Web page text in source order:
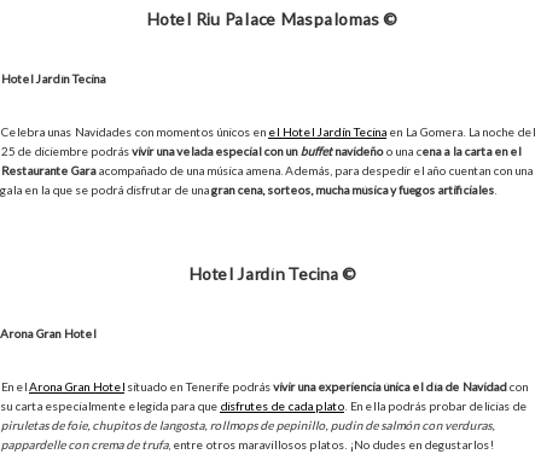
Hotel Riu Palace Maspalomas ©
Hotel Jardín Tecina
Celebra unas Navidades con momentos únicos en el Hotel Jardín Tecina en La Gomera. La noche del
25 de diciembre podrásvivir una velada especial con unbuffetnavideñoo una cena a la carta en el
Restaurante Garaacompañado de una música amena. Además, para despedir el año cuentan con una
gala en la que se podrá disfrutar de unagran cena, sorteos, mucha música y fuegos artificiales.
Hotel Jardín Tecina ©
Arona Gran Hotel
En elArona Gran Hotel situado en Tenerife podrásvivir una experiencia única el día de Navidadcon
su carta especialmente elegida para que disfrutes de cada plato. En ella podrás probar delicias de
piruletas de foie, chupitos de langosta, rollmops de pepinillo, pudin de salmón con verduras,
pappardelle con crema de trufa, entre otros maravillosos platos. ¡No dudes en degustarlos!